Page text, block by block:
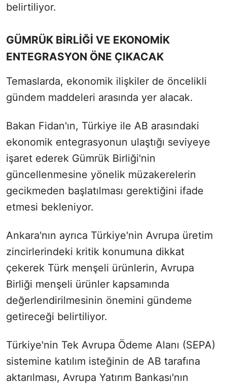
belirtiliyor.
GÜMRÜK BİRLİĞİ VE EKONOMİK
ENTEGRASYON ÖNE ÇIKACAK
Temaslarda, ekonomik ilişkiler de öncelikli
gündem maddeleri arasında yer alacak.
Bakan Fidan'ın, Türkiye ile AB arasındaki
ekonomik entegrasyonun ulaştığı seviyeye
işaret ederek Gümrük Birliği'nin
güncellenmesine yönelik müzakerelerin
gecikmeden başlatılması gerektiğini ifade
etmesi bekleniyor.
Ankara'nın ayrıca Türkiye'nin Avrupa üretim
zincirlerindeki kritik konumuna dikkat
çekerek Türk menşeli ürünlerin, Avrupa
Birliği menşeli ürünler kapsamında
değerlendirilmesinin önemini gündeme
getireceği belirtiliyor.
Türkiye'nin Tek Avrupa Ödeme Alanı (SEPA)
sistemine katılım isteğinin de AB tarafına
aktarılması, Avrupa Yatırım Bankası'nın